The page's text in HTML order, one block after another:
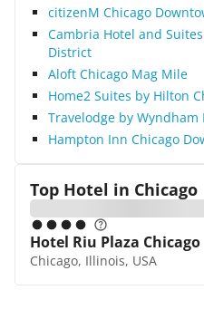
citizenM Chicago
Cambria Hotel and
District
Aloft Chicago Mag Mile
Home2 Suites by Hilton
Travelodge by Wyndham
Hampton Inn Chicago
Top Hotel in Chicago
Hotel Riu Plaza Chicago
Chicago, Illinois, USA